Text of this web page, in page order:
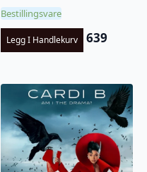
Bestillingsvare
Legg I Handlekurv 639